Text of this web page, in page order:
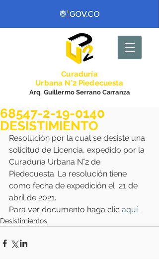
Curaduría
Urbana N°2 Piedecuesta
Arq. Guillermo Serrano Carranza
68547-2-19-0140
DESISTIMIENTO
Resolución por la cual se desiste una
solicitud de Licencia, expedido por la
Curaduría Urbana N°2 de
Piedecuesta. La resolución tiene
como fecha de expedición el  21 de
abril de 2021.
Para ver documento haga clic aquí
Desistimientos